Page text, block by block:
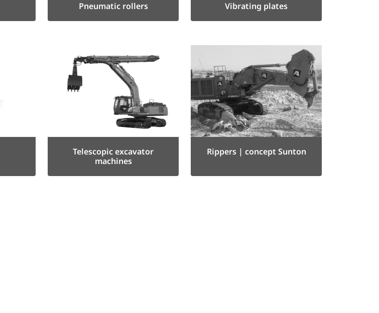
Pneumatic rollers Vibrating plates
Telescopic excavator
machines
Rippers | concept Sunton